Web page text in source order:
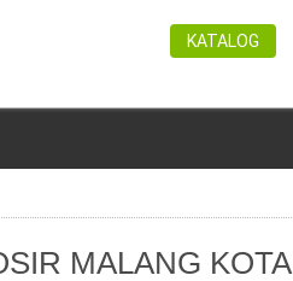
KATALOG
MALANG KOTA